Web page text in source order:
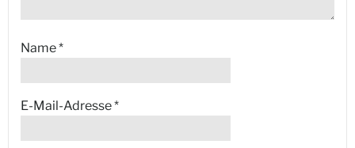
Name*
E-Mail-Adresse*